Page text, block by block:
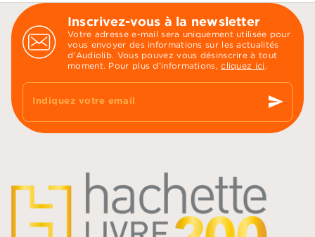
Inscrivez-vous à la newsletter
Votre adresse e-mail sera uniquement utilisée pour
vous envoyer des informations sur les actualités
d'Audiolib. Vous pouvez vous désinscrire à tout
moment. Pour plus d’informations,cliquez ici .
Indiquez votre email send